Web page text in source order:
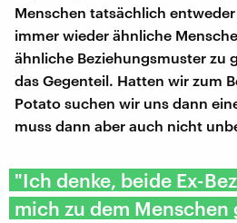
Menschen tatsächlich
immer wieder ähnliche
ähnliche Beziehungsmuster zu
das Gegenteil. Hatten wir zum
Potato suchen wir uns dann
muss dann aber auch nicht
"Ich denke, beide Ex-
mich zu dem